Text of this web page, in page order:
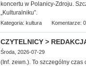
koncertu w Polanicy-Zdroju.
„Kulturalniku”.
Kategoria: kultura Komentarze: 0
CZYTELNICY >
Środa, 2026-07-29
(Inf. zewn.). To szczególny